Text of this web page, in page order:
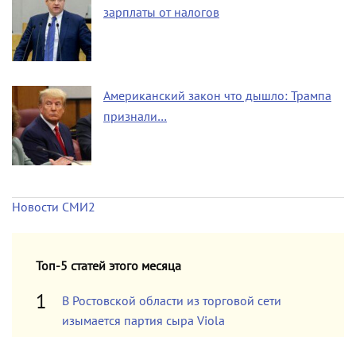
зарплаты от налогов
Американский закон что дышло: Трампа
признали…
Новости СМИ2
Топ-5 статей этого месяца
В Ростовской области из торговой сети
изымается партия сыра Viola